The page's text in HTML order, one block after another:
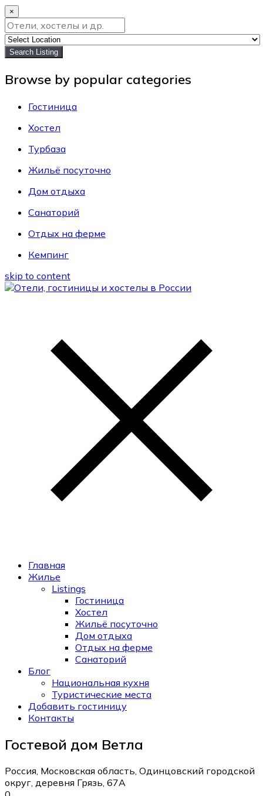
×
Search Listing
Browse by popular categories
Гостиница
Хостел
Турбаза
Жильё посуточно
Дом отдыха
Санаторий
Отдых на ферме
Кемпинг
skip to content
Главная
Жилье
Listings
Гостиница
Хостел
Жильё посуточно
Дом отдыха
Отдых на ферме
Санаторий
Блог
Национальная кухня
Туристические места
Добавить гостиницу
Контакты
Гостевой дом Ветла
Россия, Московская область, Одинцовский городской
округ, деревня Грязь, 67А